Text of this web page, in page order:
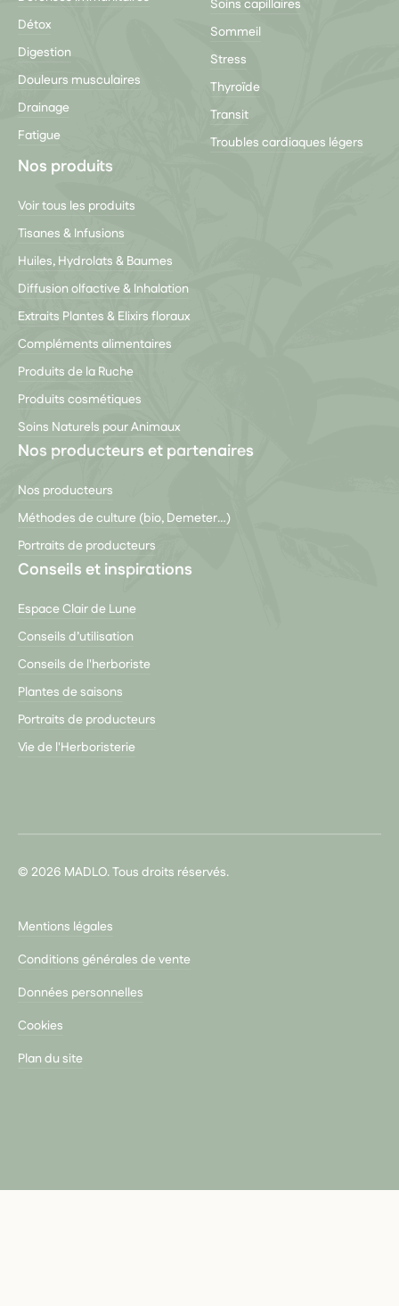
Détox
Digestion
Douleurs musculaires
Drainage
Fatigue
Soins capillaires
Sommeil
Stress
Thyroïde
Transit
Troubles cardiaques légers
Nos produits
Voir tous les produits
Tisanes & Infusions
Huiles, Hydrolats & Baumes
Diffusion olfactive & Inhalation
Extraits Plantes & Elixirs floraux
Compléments alimentaires
Produits de la Ruche
Produits cosmétiques
Soins Naturels pour Animaux
Nos producteurs et partenaires
Nos producteurs
Méthodes de culture (bio, Demeter…)
Portraits de producteurs
Conseils et inspirations
Espace Clair de Lune
Conseils d’utilisation
Conseils de l'herboriste
Plantes de saisons
Portraits de producteurs
Vie de l'Herboristerie
© 2026 MADLO. Tous droits réservés.
Mentions légales
Conditions générales de vente
Données personnelles
Cookies
Plan du site